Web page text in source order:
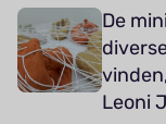
De
Leoni